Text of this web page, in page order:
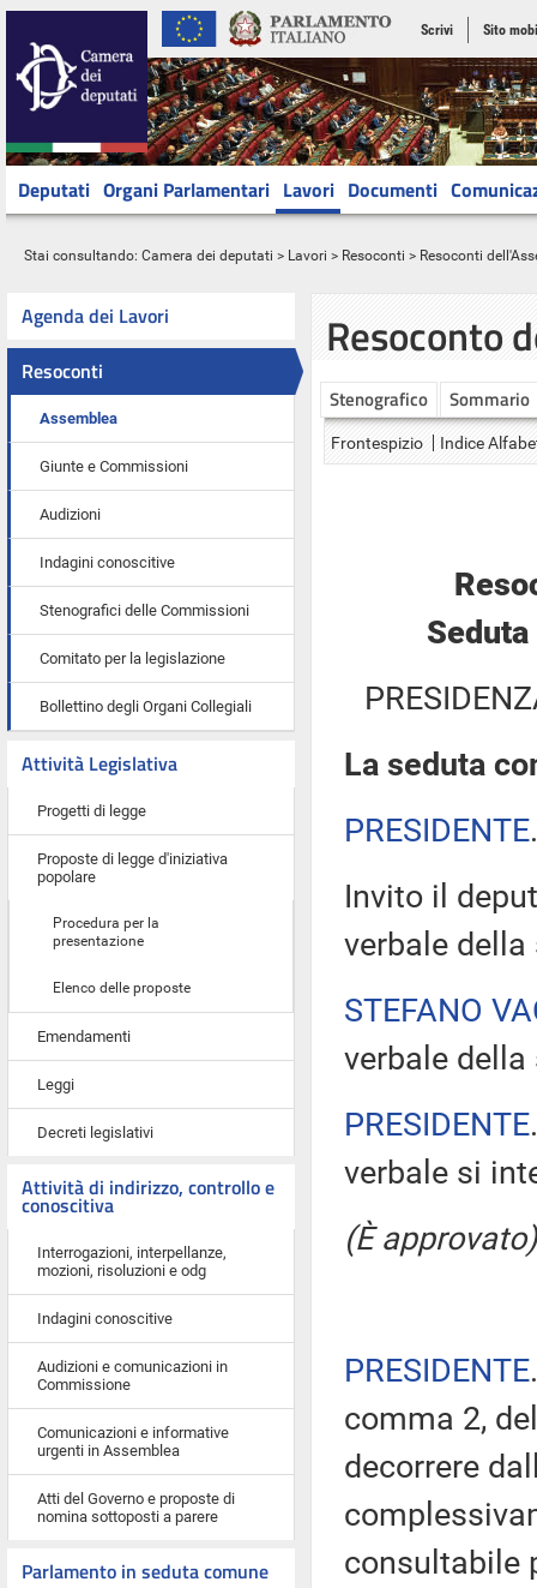
Scrivi Sito
Deputati Organi Parlamentari Lavori Documenti
Stai consultando: Camera dei deputati > Lavori > Resoconti > Resoconti
Agenda dei Lavori
Resoconti
Assemblea
Giunte e Commissioni
Audizioni
Indagini conoscitive
Stenografici delle Commissioni
Comitato per la legislazione
Bollettino degli Organi Collegiali
Attività Legislativa
Progetti di legge
Proposte di legge d'iniziativa
popolare
Procedura per la
presentazione
Elenco delle proposte
Emendamenti
Leggi
Decreti legislativi
Attività di indirizzo, controllo e
conoscitiva
Interrogazioni, interpellanze,
mozioni, risoluzioni e odg
Indagini conoscitive
Audizioni e comunicazioni in
Commissione
Comunicazioni e informative
urgenti in Assemblea
Atti del Governo e proposte di
nomina sottoposti a parere
Parlamento in seduta comune
Resoconto
Stenografico Sommario
Frontespizio Indice
La seduta
PRESIDENTE
Invito il
verbale della
STEFANO
verbale
PRESIDENTE
verbale si
(È approvato)
PRESIDENTE
comma 2,
decorrere
consultabile